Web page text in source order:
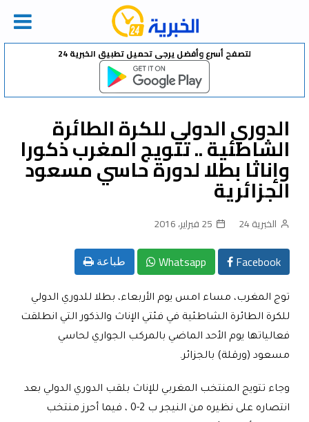
Skip
لتصفح أسرع وأفضل يرجى تحميل تطبيق الخبرية 24
الدوري الدولي للكرة الطائرة
الشاطئية .. تتويج المغرب ذكورا
وإناثا بطلا لدورة حاسي مسعود
الجزائرية
الخبرية 24 25 فبراير، 2016
Facebook
Whatsapp طباعة
توج المغرب، مساء امس يوم الأربعاء، بطلا للدوري الدولي
للكرة الطائرة الشاطئية في فئتي الإناث والذكور التي انطلقت
فعالياتها يوم الأحد الماضي بالمركب الجواري لحاسي
مسعود (ورقلة) بالجزائر.
وجاء تتويج المنتخب المغربي للإناث بلقب الدوري الدولي بعد
انتصاره على نظيره من النيجر ب 2-0 ، فيما أحرز منتخب